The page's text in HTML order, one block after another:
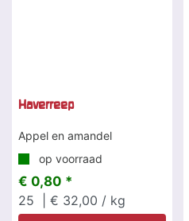
Haverreep
Appel en amandel
op voorraad
€ 0,80 *
25
| € 32,00 / kg